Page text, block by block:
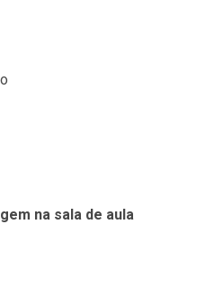
na sala de aula